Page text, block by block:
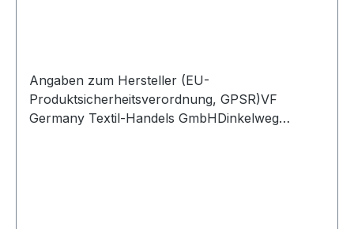
Angaben zum Hersteller (EU-
Produktsicherheitsverordnung, GPSR)VF
Germany Textil-Handels GmbHDinkelweg